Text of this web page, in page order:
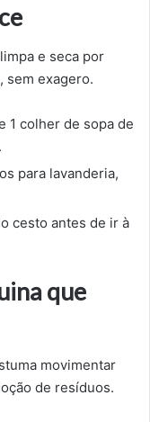
e seca por
sem exagero.
1 colher de sopa de
para lavanderia,
cesto antes de ir à
que
movimentar
de resíduos.